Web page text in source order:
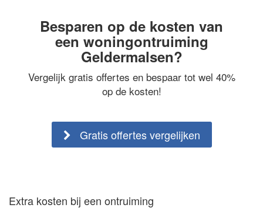
Besparen op de kosten van
een woningontruiming
Geldermalsen?
Vergelijk gratis offertes en bespaar tot wel 40%
op de kosten!
Gratis offertes vergelijken
Extra kosten bij een ontruiming